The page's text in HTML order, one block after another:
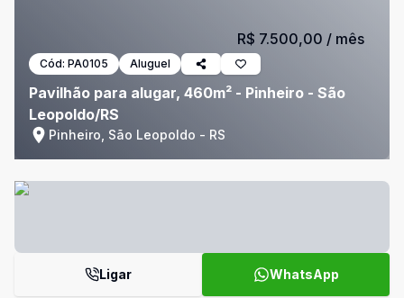
Cód: PA0105 Aluguel
Pavilhão para alugar, 460m² - Pinheiro - São
Leopoldo/RS
Pinheiro, São Leopoldo - RS
R$ 7.500,00 / mês
Ligar WhatsApp